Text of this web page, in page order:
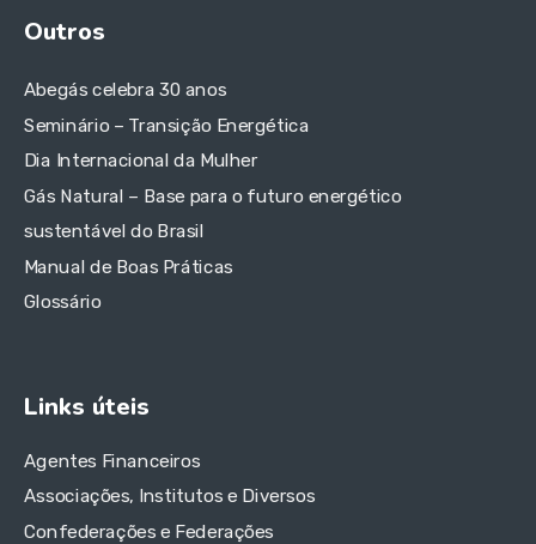
Outros
Abegás celebra 30 anos
Seminário – Transição Energética
Dia Internacional da Mulher
Gás Natural – Base para o futuro energético
sustentável do Brasil
Manual de Boas Práticas
Glossário
Links úteis
Agentes Financeiros
Associações, Institutos e Diversos
Confederações e Federações